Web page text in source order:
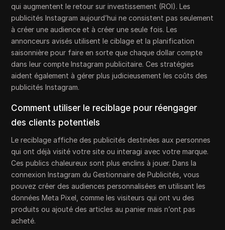
qui augmentent le retour sur investissement (ROI). Les
publicités Instagram aujourd’hui ne consistent pas seulement
à créer une audience et à créer une seule fois. Les
annonceurs avisés utilisent le ciblage et la planification
saisonnière pour faire en sorte que chaque dollar compte
dans leur compte Instagram publicitaire. Ces stratégies
aident également à gérer plus judicieusement les coûts des
publicités Instagram.
Comment utiliser le reciblage pour réengager
des clients potentiels
Le reciblage affiche des publicités destinées aux personnes
qui ont déjà visité votre site ou interagi avec votre marque.
Ces publics chaleureux sont plus enclins à jouer. Dans la
connexion Instagram du Gestionnaire de Publicités, vous
pouvez créer des audiences personnalisées en utilisant les
données Meta Pixel, comme les visiteurs qui ont vu des
produits ou ajouté des articles au panier mais n’ont pas
acheté.